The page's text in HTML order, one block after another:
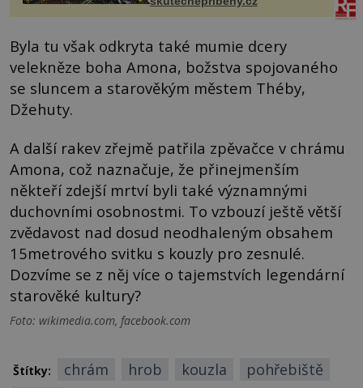
Byla tu však odkryta také mumie dcery
velekněze boha Amona, božstva spojovaného
se sluncem a starověkým městem Théby,
Džehuty.
A další rakev zřejmě patřila zpěvačce v chrámu
Amona, což naznačuje, že přinejmenším
někteří zdejší mrtví byli také významnými
duchovními osobnostmi. To vzbouzí ještě větší
zvědavost nad dosud neodhaleným obsahem
15metrového svitku s kouzly pro zesnulé.
Dozvíme se z něj více o tajemstvích legendární
starověké kultury?
Foto: wikimedia.com, facebook.com
Štítky: chrám hrob kouzla
pohřebiště